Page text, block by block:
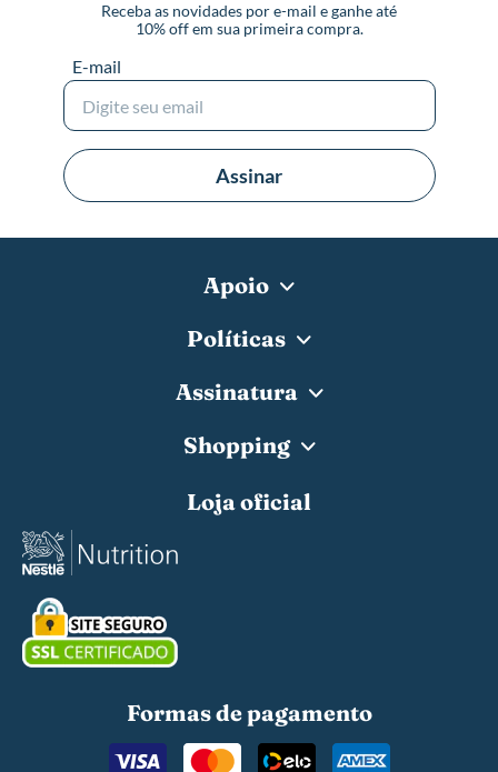
Receba as novidades por e-mail e ganhe até
10% off em sua primeira compra.
E-mail
Assinar
Apoio
Políticas
Assinatura
Shopping
Loja oficial
Formas de pagamento